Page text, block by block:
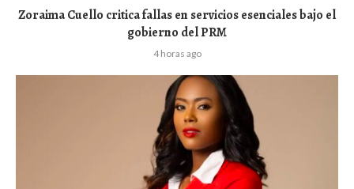
Zoraima Cuello critica fallas en servicios esenciales bajo el
gobierno del PRM
4 horas ago